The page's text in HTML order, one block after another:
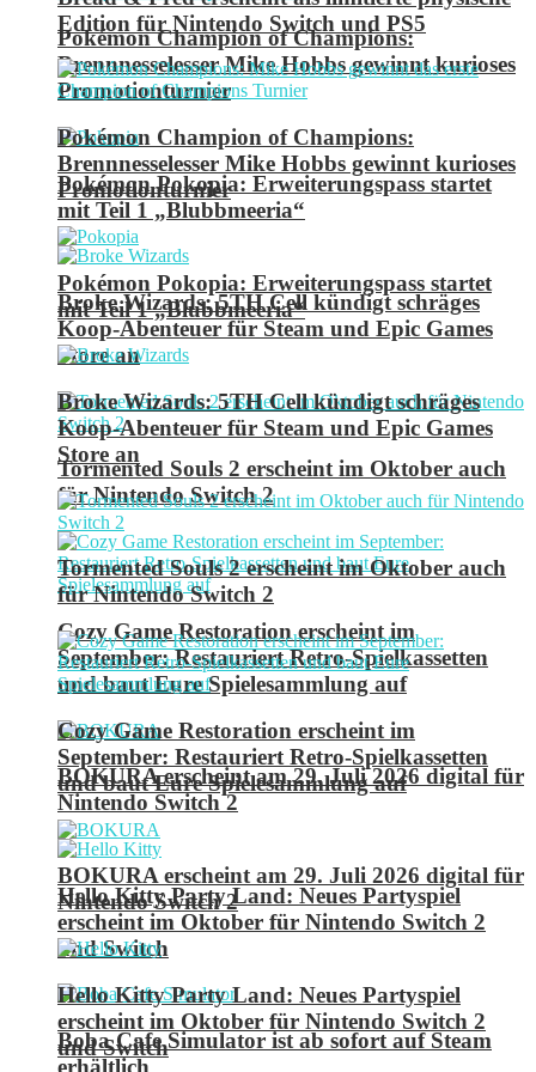
Pokémon Champion of Champions:
Brennnesselesser Mike Hobbs gewinnt kurioses
Promotionturnier
Pokémon Pokopia: Erweiterungspass startet
mit Teil 1 „Blubbmeeria“
Broke Wizards: 5TH Cell kündigt schräges
Koop-Abenteuer für Steam und Epic Games
Store an
Tormented Souls 2 erscheint im Oktober auch
für Nintendo Switch 2
Cozy Game Restoration erscheint im
September: Restauriert Retro-Spielkassetten
und baut Eure Spielesammlung auf
BOKURA erscheint am 29. Juli 2026 digital für
Nintendo Switch 2
Hello Kitty Party Land: Neues Partyspiel
erscheint im Oktober für Nintendo Switch 2
und Switch
Boba Cafe Simulator ist ab sofort auf Steam
erhältlich
Edition für Nintendo Switch und PS5
Pokémon Champion of Champions:
Brennnesselesser Mike Hobbs gewinnt kurioses
Promotionturnier
Pokémon Pokopia: Erweiterungspass startet
mit Teil 1 „Blubbmeeria“
Broke Wizards: 5TH Cell kündigt schräges
Koop-Abenteuer für Steam und Epic Games
Store an
Tormented Souls 2 erscheint im Oktober auch
für Nintendo Switch 2
Cozy Game Restoration erscheint im
September: Restauriert Retro-Spielkassetten
und baut Eure Spielesammlung auf
BOKURA erscheint am 29. Juli 2026 digital für
Nintendo Switch 2
Hello Kitty Party Land: Neues Partyspiel
erscheint im Oktober für Nintendo Switch 2
und Switch